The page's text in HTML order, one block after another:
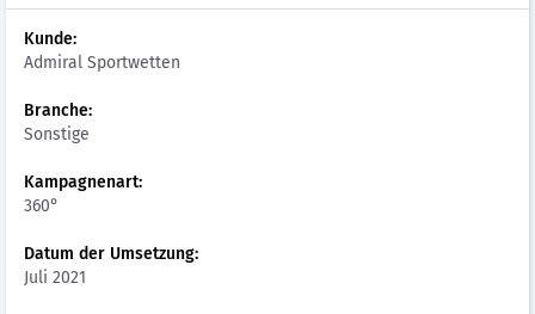
Kunde:
Admiral Sportwetten
Branche:
Sonstige
Kampagnenart:
360°
Datum der Umsetzung:
Juli 2021